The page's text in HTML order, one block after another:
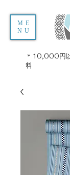
ME
NU
＊10,000円
料